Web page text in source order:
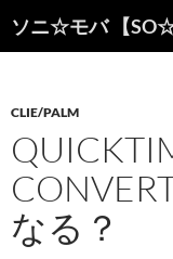
ソニ☆モバ 【
索
ン
ツ
へ
ス
キ
ッ
プ
CLIE/PALM
なる？